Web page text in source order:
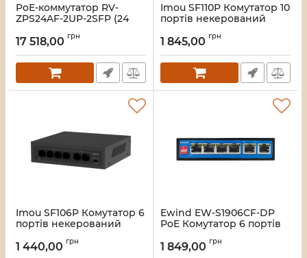
PoE-коммутатор RV-
ZPS24AF-2UP-2SFP (24
Артикул:A000280
17 518,00 грн
Imou SF110P Комутатор 10
портів некерований
1 845,00 грн
Imou SF106P Комутатор 6
портів некерований
1 440,00 грн
Ewind EW-S1906CF-DP
PoE Комутатор 6 портів
Артикул:16_119577
1 849,00 грн